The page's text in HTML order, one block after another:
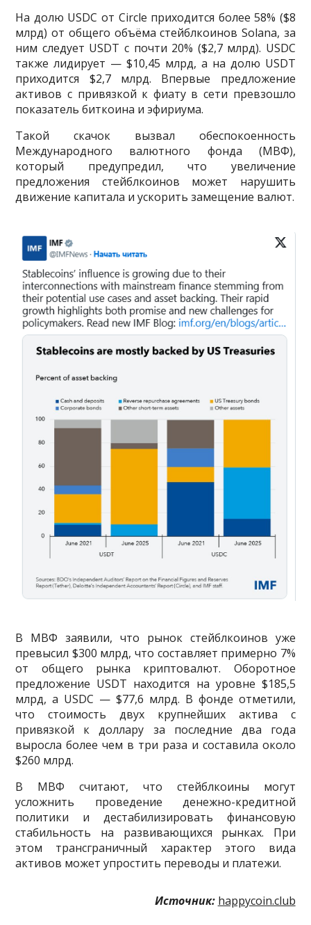
На долю USDC от Circle приходится более 58% ($8
млрд) от общего объёма стейблкоинов Solana, за
ним следует USDT с почти 20% ($2,7 млрд). USDC
также лидирует — $10,45 млрд, а на долю USDT
приходится $2,7 млрд. Впервые предложение
активов с привязкой к фиату в сети превзошло
показатель биткоина и эфириума.
Такой скачок вызвал обеспокоенность
Международного валютного фонда (МВФ),
который предупредил, что увеличение
предложения стейблкоинов может нарушить
движение капитала и ускорить замещение валют.
В МВФ заявили, что рынок стейблкоинов уже
превысил $300 млрд, что составляет примерно 7%
от общего рынка криптовалют. Оборотное
предложение USDT находится на уровне $185,5
млрд, а USDC — $77,6 млрд. В фонде отметили,
что стоимость двух крупнейших актива с
привязкой к доллару за последние два года
выросла более чем в три раза и составила около
$260 млрд.
В МВФ считают, что стейблкоины могут
усложнить проведение денежно-кредитной
политики и дестабилизировать финансовую
стабильность на развивающихся рынках. При
этом трансграничный характер этого вида
активов может упростить переводы и платежи.
Источник: happycoin.club